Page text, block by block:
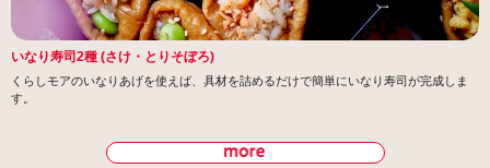
いなり寿司 2種 (さ け ・ と り そぼろ)
くらしモアのいなりあげを使えば、具材を詰めるだけで簡単にいなり寿司が完成しま
す。